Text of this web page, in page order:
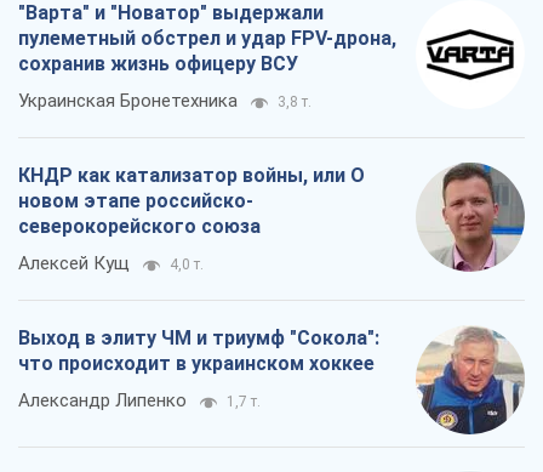
"Варта" и "Новатор" выдержали
пулеметный обстрел и удар FPV-дрона,
сохранив жизнь офицеру ВСУ
Украинская Бронетехника 3,8 т.
КНДР как катализатор войны, или О
новом этапе российско-
северокорейского союза
Алексей Кущ 4,0 т.
Выход в элиту ЧМ и триумф "Сокола":
что происходит в украинском хоккее
Александр Липенко 1,7 т.